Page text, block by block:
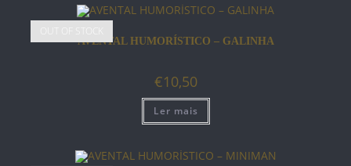
AVENTAL HUMORÍSTICO – GALINHA
€10,50
Ler mais